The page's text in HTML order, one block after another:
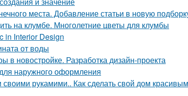
места. Добавление статьи в новую
на клумбе. Многолетние цветы для клумбы
in Interior Design
от воды
в новостройке. Разработка дизайн-проекта
наружного оформления
рукамими.. Как сделать свой дом